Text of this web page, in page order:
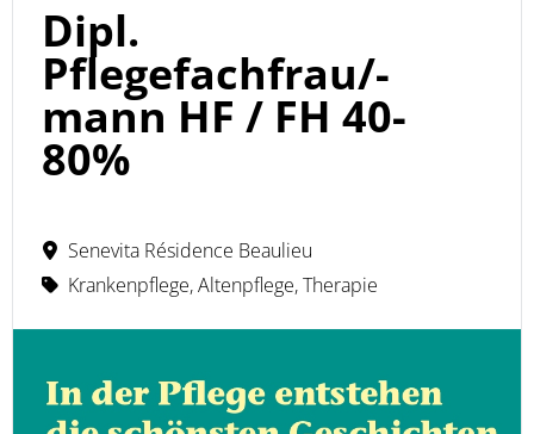
Dipl.
Pflegefachfrau/-
mann HF / FH 40-
80%
Senevita Résidence Beaulieu
Krankenpflege, Altenpflege, Therapie